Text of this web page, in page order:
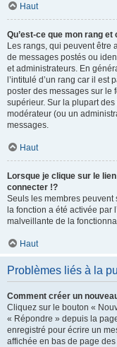
Haut
Qu’est-ce que mon rang
Les rangs, qui peuvent être
de messages postés ou
et administrateurs. En
l’intitulé d’un rang car il est
poster des messages sur le
supérieur. Sur la plupart
modérateur (ou un
messages.
Haut
Lorsque je clique sur le lien
connecter !?
Seuls les membres peuvent
la fonction a été activée par
malveillante de la
Haut
Problèmes liés à la
Comment créer un
Cliquez sur le bouton «
« Répondre » depuis la
enregistré pour écrire un
affichée en bas de page